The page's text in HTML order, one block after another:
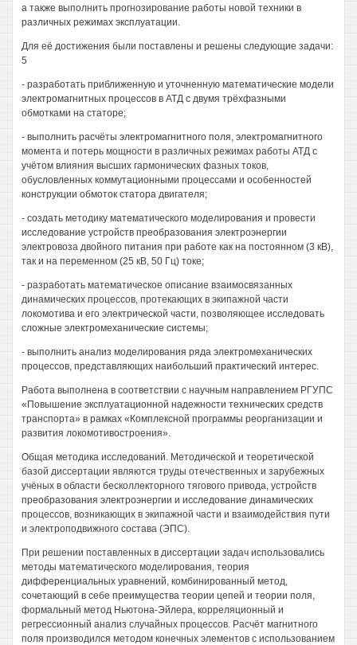
а также выполнить прогнозирование работы новой техники в
различных режимах эксплуатации.
Для её достижения были поставлены и решены следующие задачи:
5
- разработать приближенную и уточненную математические модели
электромагнитных процессов в АТД с двумя трёхфазными
обмотками на статоре;
- выполнить расчёты электромагнитного поля, электромагнитного
момента и потерь мощности в различных режимах работы АТД с
учётом влияния высших гармонических фазных токов,
обусловленных коммутационными процессами и особенностей
конструкции обмоток статора двигателя;
- создать методику математического моделирования и провести
исследование устройств преобразования электроэнергии
электровоза двойного питания при работе как на постоянном (3 кВ),
так и на переменном (25 кВ, 50 Гц) токе;
- разработать математическое описание взаимосвязанных
динамических процессов, протекающих в экипажной части
локомотива и его электрической части, позволяющее исследовать
сложные электромеханические системы;
- выполнить анализ моделирования ряда электромеханических
процессов, представляющих наибольший практический интерес.
Работа выполнена в соответствии с научным направлением РГУПС
«Повышение эксплуатационной надежности технических средств
транспорта» в рамках «Комплексной программы реорганизации и
развития локомотивостроения».
Общая методика исследований. Методической и теоретической
базой диссертации являются труды отечественных и зарубежных
учёных в области бесколлекторного тягового привода, устройств
преобразования электроэнергии и исследование динамических
процессов, возникающих в экипажной части и взаимодействия пути
и электроподвижного состава (ЭПС).
При решении поставленных в диссертации задач использовались
методы математического моделирования, теория
дифференциальных уравнений, комбинированный метод,
сочетающий в себе преимущества теории цепей и теории поля,
формальный метод Ньютона-Эйлера, корреляционный и
регрессионный анализ случайных процессов. Расчёт магнитного
поля производился методом конечных элементов с использованием